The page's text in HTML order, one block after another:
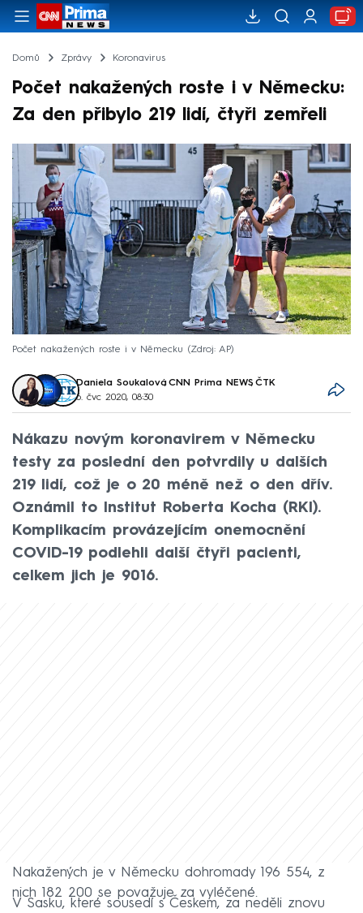
Domů Zprávy Koronavirus
Počet nakažených roste i v Německu:
Za den přibylo 219 lidí, čtyři zemřeli
Počet nakažených roste i v Německu Zdroj: AP
Daniela Soukalová,CNN Prima NEWS, ČTK
6. čvc 2020, 08:30
Nákazu novým koronavirem v Německu
testy za poslední den potvrdily u dalších
219 lidí, což je o 20 méně než o den dřív.
Oznámil to Institut Roberta Kocha (RKI).
Komplikacím provázejícím onemocnění
COVID-19 podlehli další čtyři pacienti,
celkem jich je 9016.
Nakažených je v Německu dohromady 196 554, z
nich 182 200 se považuje za vyléčené.
V Sasku, které sousedí s Českem, za neděli znovu